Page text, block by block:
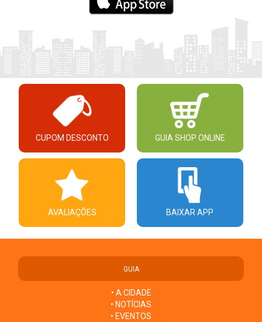
CUPOM DESCONTO GUIA SHOP ONLINE
AVALIAÇÕES BAIXAR APP
GUIA
• A CIDADE
• NOTÍCIAS
• EVENTOS